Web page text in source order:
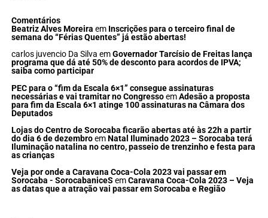
Comentários
Beatriz Alves Moreira em Inscrições para o terceiro final de
semana do “Férias Quentes” já estão abertas!
carlos juvencio Da Silva emGovernador Tarcísio de Freitas lança
programa que dá até 50% de desconto para acordos de IPVA;
saiba como participar
PEC para o “fim da Escala 6×1” consegue assinaturas
necessárias e vai tramitar no CongressoemAdesão a proposta
para fim da Escala 6×1 atinge 100 assinaturas na Câmara dos
Deputados
Lojas do Centro de Sorocaba ficarão abertas até às 22h a partir
do dia 6 de dezembroemNatal Iluminado 2023 – Sorocaba terá
Iluminação natalina no centro, passeio de trenzinho e festa para
as crianças
Veja por onde a Caravana Coca-Cola 2023 vai passar em
Sorocaba - SorocabaniceS emCaravana Coca-Cola 2023 – Veja
as datas que a atração vai passar em Sorocaba e Região